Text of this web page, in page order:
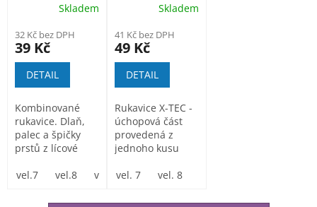
rukavice
Skladem
32 Kč bez DPH
39 Kč
DETAIL
Kombinované
rukavice. Dlaň,
palec a špičky
prstů z lícové
světlého...
vel.7 vel.8 vel.9 vel.10 vel. 11
Skladem
41 Kč bez DPH
49 Kč
DETAIL
Rukavice X-TEC -
úchopová část
provedená z
jednoho kusu
povrch...
vel. 7 vel. 8